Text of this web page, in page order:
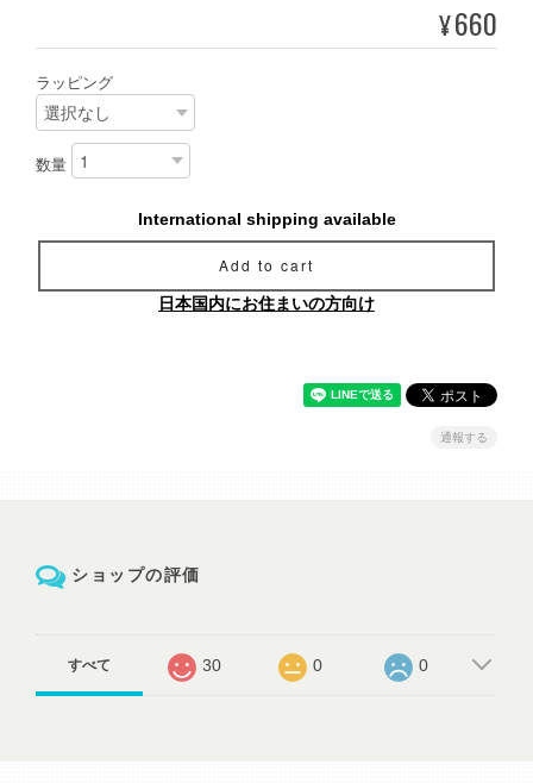
¥660
ラッピング
数量
International shipping available
Add to cart
日本国内にお住まいの方向け
通報する
ショップの評価
すべて 30 0 0